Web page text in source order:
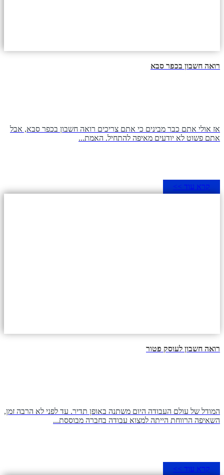
רואה חשבון בכפר סבא
אז אולי אתם כבר מבינים כי אתם צריכים רואה חשבון בכפר סבא, אבל
אתם פשוט לא יודעים מאיפה להתחיל. האמת...
קרא עוד >>
רואה חשבון לעוסק פטור
המודל של עולם העבודה היום משתנה באופן תדיר. עד לפני לא הרבה זמן,
השאיפה הרווחת הייתה למצוא עבודה בחברה מבוססת...
קרא עוד >>